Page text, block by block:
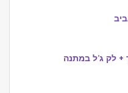
+ לק ג’ל במתנה